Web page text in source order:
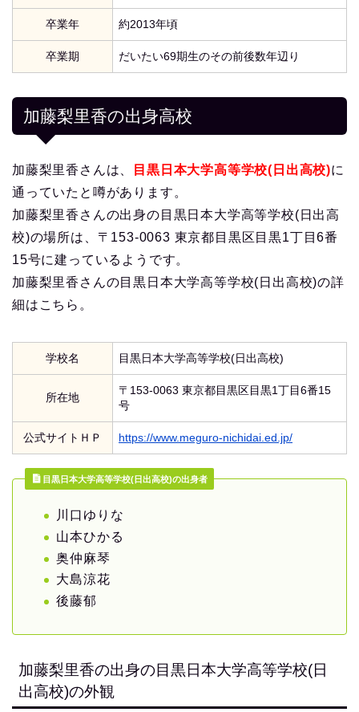
卒業年 約2013年頃
卒業期 だいたい69期生のその前後数年辺り
加藤梨里香の出身高校
加藤梨里香さんは、 目黒日本大学高等学校(日出高校)に
通っていたと噂があります。
加藤梨里香さんの出身の目黒日本大学高等学校(日出高
校)の場所は、〒153-0063 東京都目黒区目黒1丁目6番
15号に建っているようです。
加藤梨里香さんの目黒日本大学高等学校(日出高校)の詳
細はこちら。
学校名 目黒日本大学高等学校(日出高校)
所在地
〒153-0063 東京都目黒区目黒1丁目6番15
号
公式サイトＨＰ https://www.meguro-nichidai.ed.jp/
目黒日本大学高等学校(日出高校)の出身者
川口ゆりな
山本ひかる
奥仲麻琴
大島涼花
後藤郁
加藤梨里香の出身の目黒日本大学高等学校(日
出高校)の外観